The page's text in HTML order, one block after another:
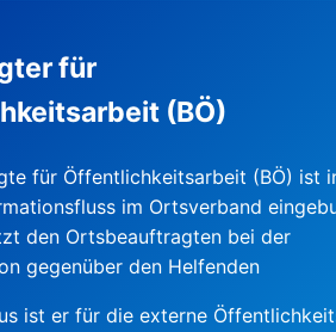
für
(BÖ)
für Öffentlichkeitsarbeit (BÖ) ist
im Ortsverband
den Ortsbeauftragten bei der
gegenüber den Helfenden
ist er für die externe